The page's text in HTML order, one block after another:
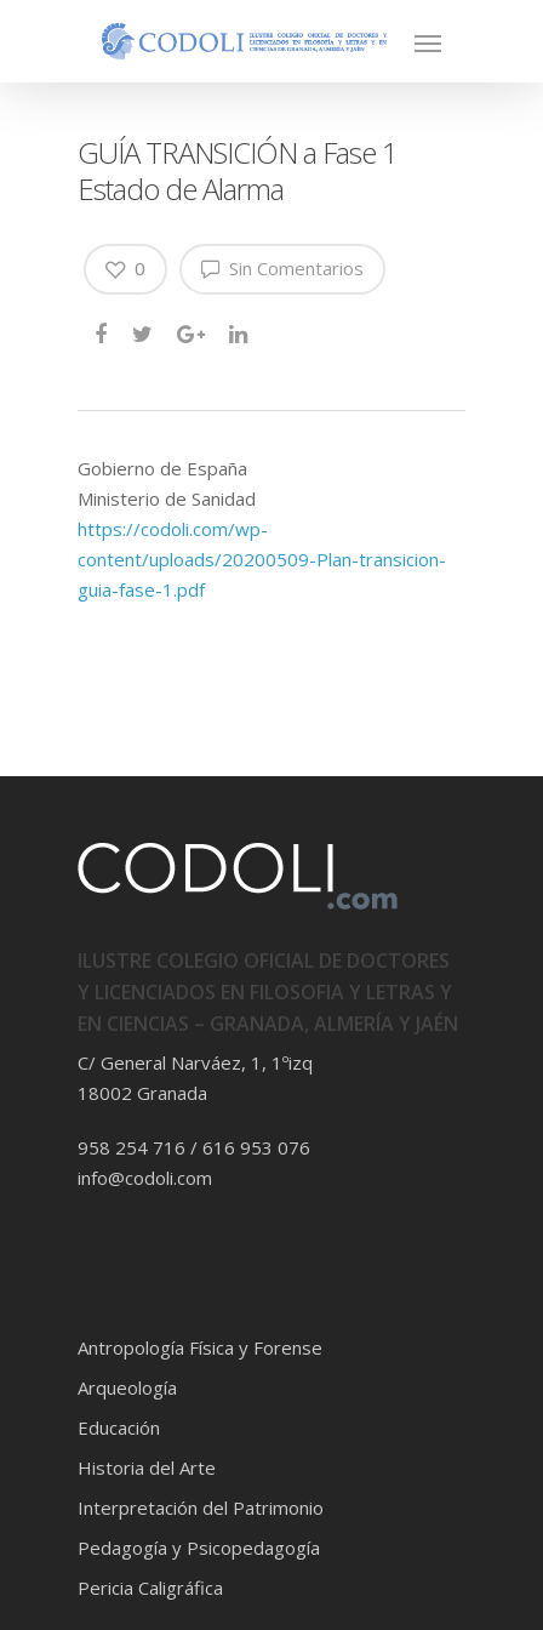
GUÍA TRANSICIÓN a Fase 1
Estado de Alarma
Sin Comentarios
0
Gobierno de España
Ministerio de Sanidad
https://codoli.com/wp-
content/uploads/20200509-Plan-transicion-
guia-fase-1.pdf
ILUSTRE COLEGIO OFICIAL DE DOCTORES
Y LICENCIADOS EN FILOSOFIA Y LETRAS Y
EN CIENCIAS – GRANADA, ALMERÍA Y JAÉN
C/ General Narváez, 1, 1ºizq
18002 Granada
958 254 716 / 616 953 076
info@codoli.com
Antropología Física y Forense
Arqueología
Educación
Historia del Arte
Interpretación del Patrimonio
Pedagogía y Psicopedagogía
Pericia Caligráfica